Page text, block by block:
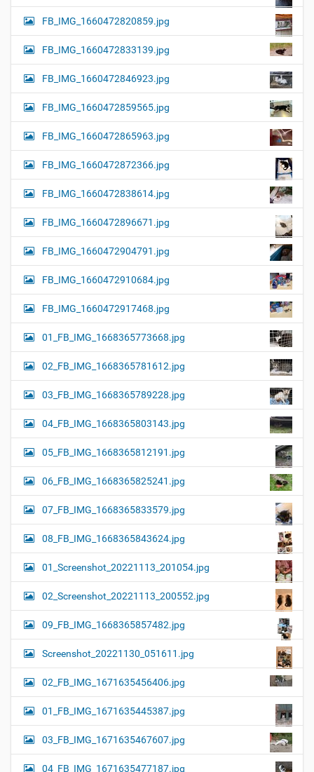
FB_IMG_1660472820859.jpg
FB_IMG_1660472833139.jpg
FB_IMG_1660472846923.jpg
FB_IMG_1660472859565.jpg
FB_IMG_1660472865963.jpg
FB_IMG_1660472872366.jpg
FB_IMG_1660472838614.jpg
FB_IMG_1660472896671.jpg
FB_IMG_1660472904791.jpg
FB_IMG_1660472910684.jpg
FB_IMG_1660472917468.jpg
01_FB_IMG_1668365773668.jpg
02_FB_IMG_1668365781612.jpg
03_FB_IMG_1668365789228.jpg
04_FB_IMG_1668365803143.jpg
05_FB_IMG_1668365812191.jpg
06_FB_IMG_1668365825241.jpg
07_FB_IMG_1668365833579.jpg
08_FB_IMG_1668365843624.jpg
01_Screenshot_20221113_201054.jpg
02_Screenshot_20221113_200552.jpg
09_FB_IMG_1668365857482.jpg
Screenshot_20221130_051611.jpg
02_FB_IMG_1671635456406.jpg
01_FB_IMG_1671635445387.jpg
03_FB_IMG_1671635467607.jpg
04_FB_IMG_1671635477187.jpg